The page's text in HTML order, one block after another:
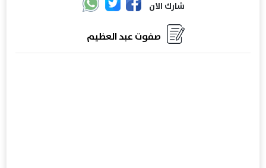
شارك الان
صفوت عبد العظيم